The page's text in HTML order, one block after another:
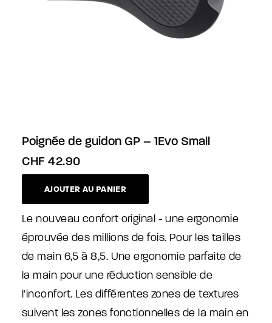
Poignée de guidon GP – 1Evo Small
CHF 42.90
AJOUTER AU PANIER
Le nouveau confort original - une ergonomie
éprouvée des millions de fois. Pour les tailles
de main 6,5 à 8,5. Une ergonomie parfaite de
la main pour une réduction sensible de
l'inconfort. Les différentes zones de textures
suivent les zones fonctionnelles de la main en